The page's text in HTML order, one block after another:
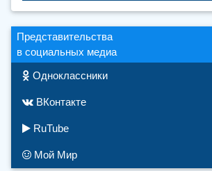
Представительства
в социальных медиа
Одноклассники
ВКонтакте
RuTube
Мой Мир